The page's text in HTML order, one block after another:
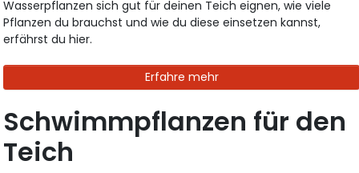
Wasserpflanzen sich gut für deinen Teich eignen, wie viele
Pflanzen du brauchst und wie du diese einsetzen kannst,
erfährst du hier.
Erfahre mehr
Schwimmpflanzen für den
Teich